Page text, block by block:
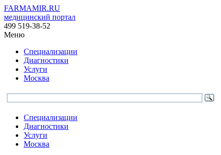
FARMAMIR.RU
медицинский портал
499 519-38-52
Меню
Специализации
Диагностики
Услуги
Москва
Специализации
Диагностики
Услуги
Москва